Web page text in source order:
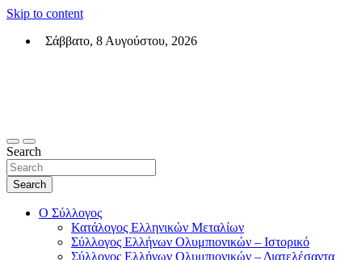
Skip to content
Σάββατο, 8 Αυγούστου, 2026
Search
Search
Ο Σύλλογος
Κατάλογος Ελληνικών Μεταλίων
Σύλλογος Ελλήνων Ολυμπιονικών – Ιστορικό
Σύλλογος Ελλήνων Ολυμπιονικών – Διατελέσαντα